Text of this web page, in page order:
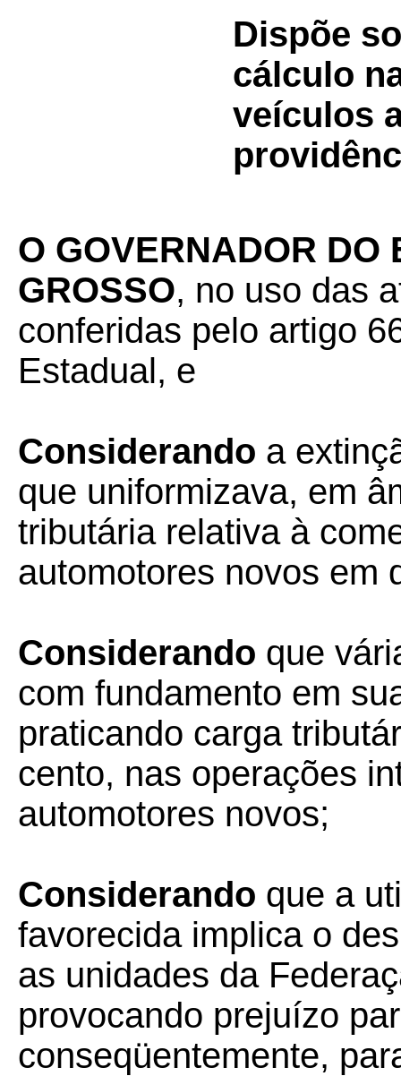
Dispõe
cálculo
veículos
O GOVERNADOR DO
GROSSO, no uso das
conferidas pelo artigo
Estadual, e
Considerando a
que uniformizava, em
tributária relativa à
automotores novos em
Considerando que
com fundamento em
praticando carga
cento, nas operações
automotores novos;
Considerando que a
favorecida implica o
as unidades da
provocando prejuízo
conseqüentemente,